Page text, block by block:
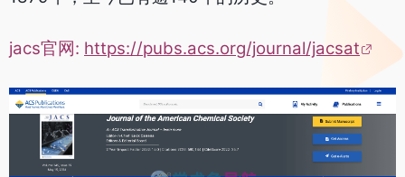
jacs官网: https://pubs.acs.org/journal/jacsat